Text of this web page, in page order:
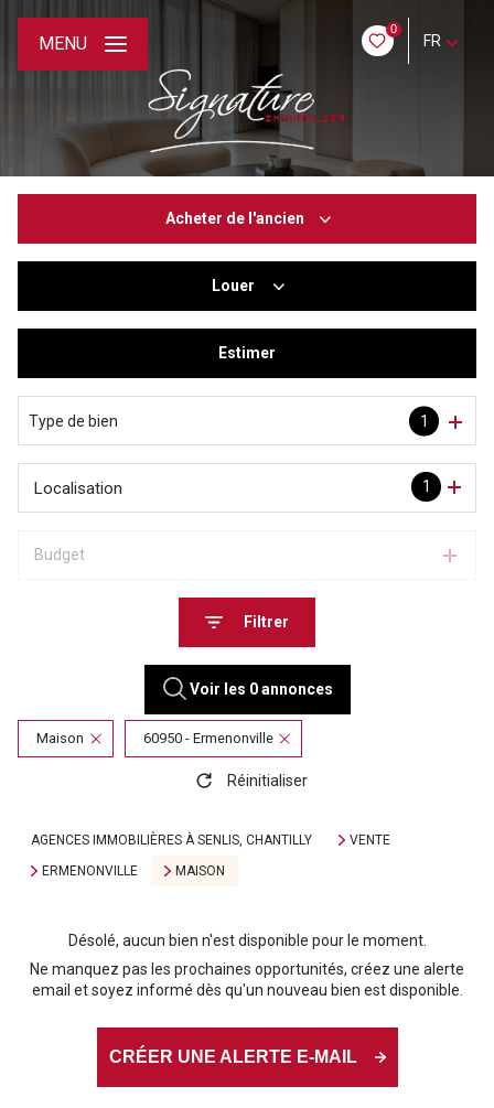
0
FR
MENU
Acheter de l'ancien
De l'immo pro
Louer
De l'immo pro
Estimer
Type de bien 1
1
Localisation
Budget
Filtrer
Voir les 0annonces
Maison 60950 - Ermenonville
Réinitialiser
AGENCES IMMOBILIÈRES À SENLIS, CHANTILLY
VENTE
ERMENONVILLE
MAISON
Désolé, aucun bien n'est disponible pour le moment.
Ne manquez pas les prochaines opportunités, créez une alerte
email et soyez informé dès qu'un nouveau bien est disponible.
CRÉER UNE ALERTE E-MAIL